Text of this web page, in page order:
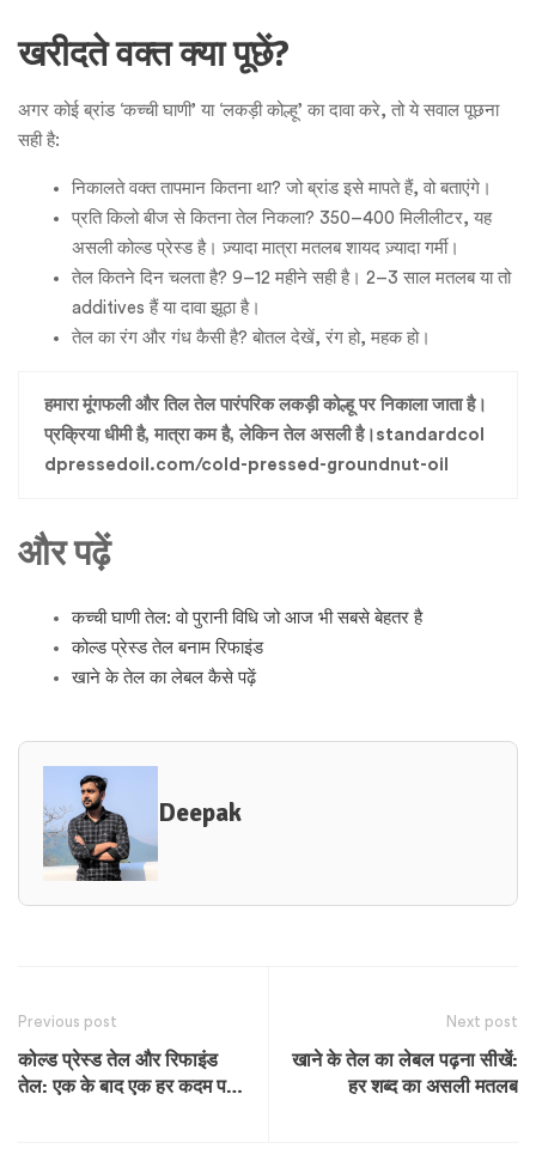
खरीदते वक्त क्या पूछें?
अगर कोई ब्रांड ‘कच्ची घाणी’ या ‘लकड़ी कोल्हू’ का दावा करे, तो ये सवाल पूछना
सही है:
निकालते वक्त तापमान कितना था? जो ब्रांड इसे मापते हैं, वो बताएंगे।
प्रति किलो बीज से कितना तेल निकला? 350–400 मिलीलीटर, यह
असली कोल्ड प्रेस्ड है। ज़्यादा मात्रा मतलब शायद ज़्यादा गर्मी।
तेल कितने दिन चलता है? 9–12 महीने सही है। 2–3 साल मतलब या तो
additives हैं या दावा झूठा है।
तेल का रंग और गंध कैसी है? बोतल देखें, रंग हो, महक हो।
हमारा मूंगफली और तिल तेल पारंपरिक लकड़ी कोल्हू पर निकाला जाता है।
प्रक्रिया धीमी है, मात्रा कम है, लेकिन तेल असली है।standardcol
dpressedoil.com/cold-pressed-groundnut-oil
और पढ़ें
कच्ची घाणी तेल: वो पुरानी विधि जो आज भी सबसे बेहतर है
कोल्ड प्रेस्ड तेल बनाम रिफाइंड
खाने के तेल का लेबल कैसे पढ़ें
Deepak
Previous post
कोल्ड प्रेस्ड तेल और रिफाइंड
तेल: एक के बाद एक हर कदम पर
Next post
खाने के तेल का लेबल पढ़ना सीखें:
हर शब्द का असली मतलब